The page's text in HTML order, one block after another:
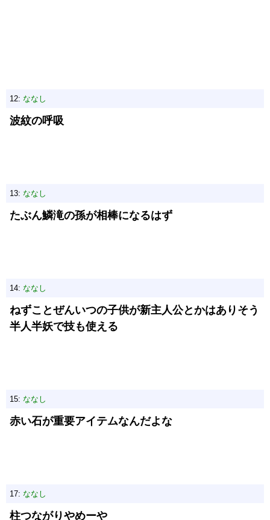
12: ななし
波紋の呼吸
13: ななし
たぶん鱗滝の孫が相棒になるはず
14: ななし
ねずことぜんいつの子供が新主人公とかはありそう
半人半妖で技も使える
15: ななし
赤い石が重要アイテムなんだよな
17: ななし
柱つながりやめーや